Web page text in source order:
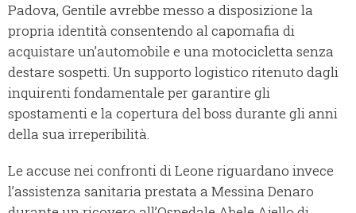
Padova, Gentile avrebbe messo a disposizione la
propria identità consentendo al capomafia di
acquistare un’automobile e una motocicletta senza
destare sospetti. Un supporto logistico ritenuto dagli
inquirenti fondamentale per garantire gli
spostamenti e la copertura del boss durante gli anni
della sua irreperibilità.
Le accuse nei confronti di Leone riguardano invece
l’assistenza sanitaria prestata a Messina Denaro